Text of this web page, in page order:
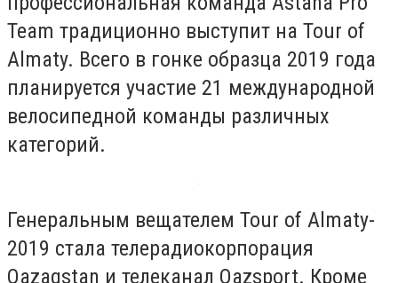
Team традиционно выступит на Tour of
Almaty. Всего в гонке образца 2019 года
планируется участие 21 международной
велосипедной команды различных
категорий.
Генеральным вещателем Tour of Almaty-
2019 стала телерадиокорпорация
Qazaqstan и телеканал Qazsport. Кроме